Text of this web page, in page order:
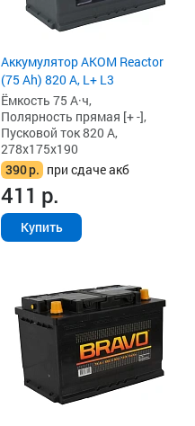
Аккумулятор AKOM Reactor
(75 Ah) 820 А, L+ L3
Ёмкость 75 А·ч,
Полярность прямая [+ -],
Пусковой ток 820 А,
278x175x190
390р. при сдаче акб
411 р.
Купить